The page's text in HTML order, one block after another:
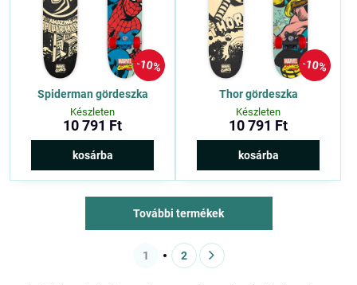
10%
Spiderman gördeszka
Készleten
10 791 Ft
kosárba
10%
Thor gördeszka
Készleten
10 791 Ft
kosárba
További termékek
1 2